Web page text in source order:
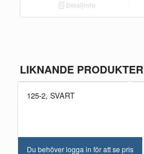
Detaljinfo
LIKNANDE PRODUKTER
125-2, SVART
Du behöver logga in för att se pris